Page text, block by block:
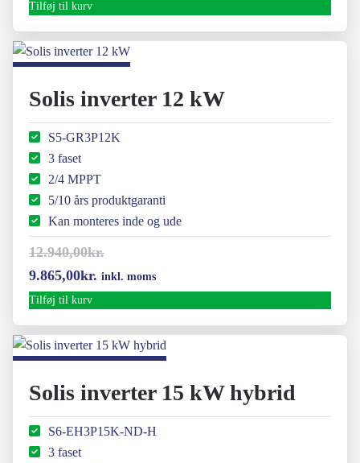
oprindelige
var:
er:
Tilføj til kurv
Solis inverter 12 kW
S5-GR3P12K
3 faset
2/4 MPPT
5/10 års produktgaranti
Kan monteres inde og ude
12.940,00kr.
Den
oprindelige
var:
9.865,00kr. Den
er:
inkl. moms
Tilføj til kurv
Solis inverter 15 kW hybrid
S6-EH3P15K-ND-H
3 faset